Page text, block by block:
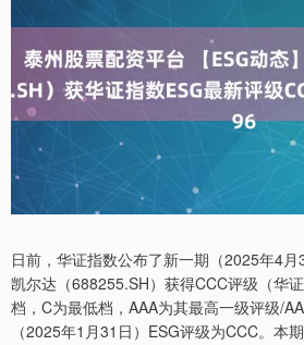
日前，华证指数公布了新一期（2025年4月
凯尔达（688255.SH）获得CCC评级（华
档，C为最低档，AAA为其最高一级评级/
（2025年1月31日）ESG评级为CCC。本